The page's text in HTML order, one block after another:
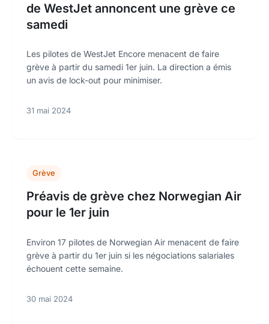
de WestJet annoncent une grève ce
samedi
Les pilotes de WestJet Encore menacent de faire
grève à partir du samedi 1er juin. La direction a émis
un avis de lock-out pour minimiser.
31 mai 2024
Grève
Préavis de grève chez Norwegian Air
pour le 1er juin
Environ 17 pilotes de Norwegian Air menacent de faire
grève à partir du 1er juin si les négociations salariales
échouent cette semaine.
30 mai 2024